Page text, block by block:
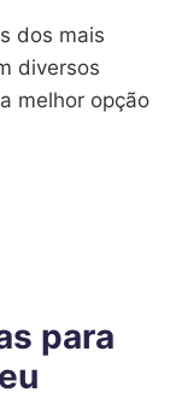
dos mais
diversos
melhor opção
para